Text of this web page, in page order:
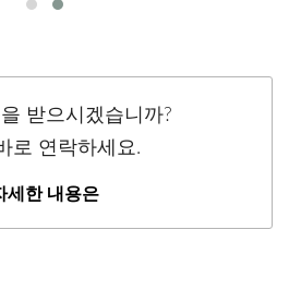
받으시겠습니까?
로 연락하세요.
세한 내용은